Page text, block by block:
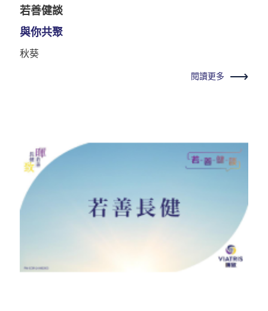
若善健談
與你共聚
秋葵
閱讀更多